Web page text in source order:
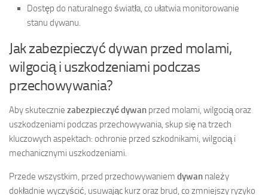
Dostęp do naturalnego światła, co ułatwia monitorowanie
stanu dywanu.
Jak zabezpieczyć dywan przed molami,
wilgocią i uszkodzeniami podczas
przechowywania?
Aby skutecznie zabezpieczyć dywan przed molami, wilgocią oraz
uszkodzeniami podczas przechowywania, skup się na trzech
kluczowych aspektach: ochronie przed szkodnikami, wilgocią i
mechanicznymi uszkodzeniami.
Przede wszystkim, przed przechowywaniem dywan należy
dokładnie wyczyścić, usuwając kurz oraz brud, co zmniejszy ryzyko